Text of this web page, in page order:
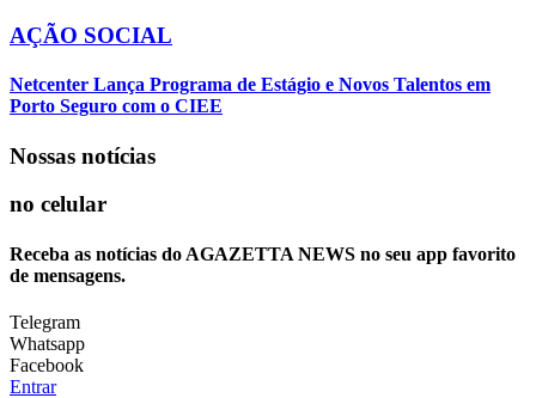
AÇÃO SOCIAL
Netcenter Lança Programa de Estágio e Novos Talentos em
Porto Seguro com o CIEE
Nossas notícias
no celular
Receba as notícias do AGAZETTA NEWS no seu app favorito
de mensagens.
Telegram
Whatsapp
Facebook
Entrar